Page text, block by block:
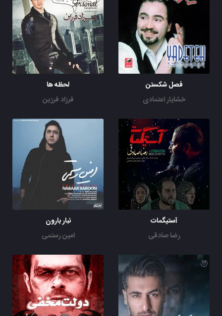
فصل شکستن
خشایار اعتمادی
لحظه ها
فرزاد فرزین
آستیگمات
رضا صادقی
نبار بارون
امین رستمی